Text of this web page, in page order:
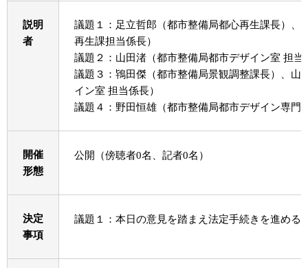
説明
者
議題１：足立哲郎（都市整備局都心再生課長）、
再生課担当係長）
議題２：山田渚（都市整備局都市デザイン室 担当
議題３：鴇田傑（都市整備局景観調整課長）、山
イン室 担当係長）
議題４：野田恒雄（都市整備局都市デザイン専門
開催
形態
公開（傍聴者0名、記者0名）
決定
事項
議題１：本日の意見を踏まえ法定手続きを進める